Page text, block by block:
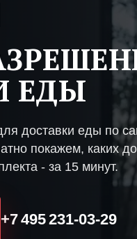
ЕДЫ
доставки еды по
покажем, каких
- за 15 минут.
+7 495 231-03-29